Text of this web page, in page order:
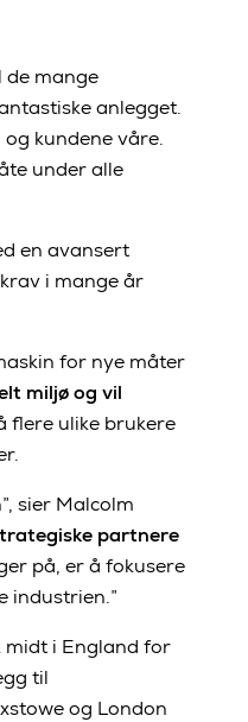
de mange
anlegget.
kundene våre.
under alle
en avansert
i mange år
for nye måter
miljø og vil
flere ulike brukere
sier Malcolm
partnere
på, er å fokusere
industrien.”
midt i England for
til
og London